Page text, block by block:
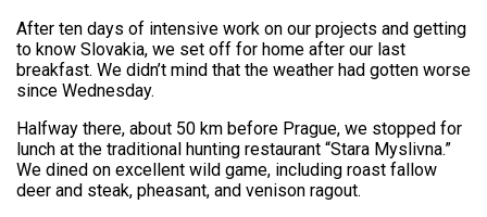
After ten days of intensive work on our projects and getting
to know Slovakia, we set off for home after our last
breakfast. We didn’t mind that the weather had gotten worse
since Wednesday.
Halfway there, about 50 km before Prague, we stopped for
lunch at the traditional hunting restaurant “Stara Myslivna.”
We dined on excellent wild game, including roast fallow
deer and steak, pheasant, and venison ragout.